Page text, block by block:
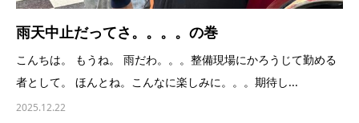
雨天中止だってさ。。。。の巻
こんちは。 もうね。 雨だわ。。。整備現場にかろうじて勤める
者として。 ほんとね。こんなに楽しみに。。。期待し...
2025.12.22